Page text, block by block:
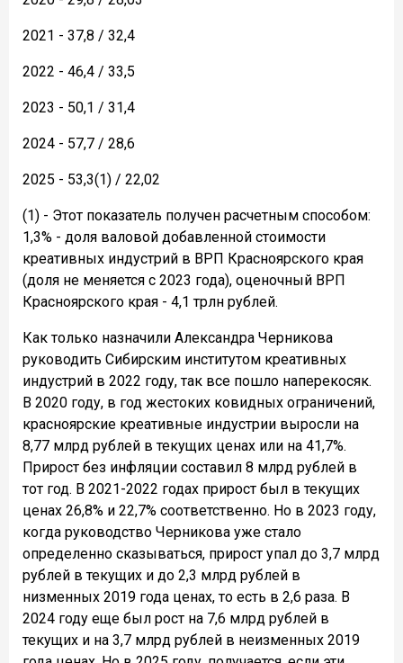
2021 - 37,8 / 32,4
2022 - 46,4 / 33,5
2023 - 50,1 / 31,4
2024 - 57,7 / 28,6
2025 - 53,3(1) / 22,02
(1) - Этот показатель получен расчетным способом:
1,3% - доля валовой добавленной стоимости
креативных индустрий в ВРП Красноярского края
(доля не меняется с 2023 года), оценочный ВРП
Красноярского края - 4,1 трлн рублей.
Как только назначили Александра Черникова
руководить Сибирским институтом креативных
индустрий в 2022 году, так все пошло наперекосяк.
В 2020 году, в год жестоких ковидных ограничений,
красноярские креативные индустрии выросли на
8,77 млрд рублей в текущих ценах или на 41,7%.
Прирост без инфляции составил 8 млрд рублей в
тот год. В 2021-2022 годах прирост был в текущих
ценах 26,8% и 22,7% соответственно. Но в 2023 году,
когда руководство Черникова уже стало
определенно сказываться, прирост упал до 3,7 млрд
рублей в текущих и до 2,3 млрд рублей в
низменных 2019 года ценах, то есть в 2,6 раза. В
2024 году еще был рост на 7,6 млрд рублей в
текущих и на 3,7 млрд рублей в неизменных 2019